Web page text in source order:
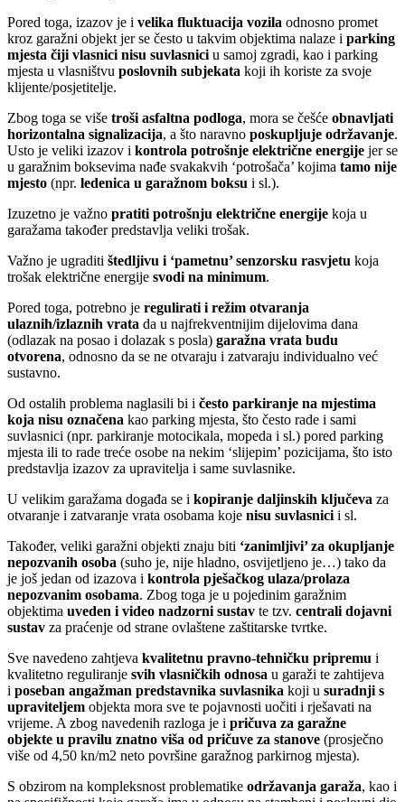
Pored toga, izazov je i velika fluktuacija vozila odnosno promet
kroz garažni objekt jer se često u takvim objektima nalaze i parking
mjesta čiji vlasnici nisu suvlasnici u samoj zgradi, kao i parking
mjesta u vlasništvu poslovnih subjekata koji ih koriste za svoje
klijente/posjetitelje.
Zbog toga se više troši asfaltna podloga, mora se češće obnavljati
horizontalna signalizacija, a što naravno poskupljuje održavanje.
Usto je veliki izazov i kontrola potrošnje električne energije jer se
u garažnim boksevima nađe svakakvih ‘potrošača’ kojima tamo nije
mjesto (npr. ledenica u garažnom boksu i sl.).
Izuzetno je važno pratiti potrošnju električne energije koja u
garažama također predstavlja veliki trošak.
Važno je ugraditi štedljivu i ‘pametnu’ senzorsku rasvjetu koja
trošak električne energije svodi na minimum.
Pored toga, potrebno je regulirati i režim otvaranja
ulaznih/izlaznih vrata da u najfrekventnijim dijelovima dana
(odlazak na posao i dolazak s posla) garažna vrata budu
otvorena, odnosno da se ne otvaraju i zatvaraju individualno već
sustavno.
Od ostalih problema naglasili bi i često parkiranje na mjestima
koja nisu označena kao parking mjesta, što često rade i sami
suvlasnici (npr. parkiranje motocikala, mopeda i sl.) pored parking
mjesta ili to rade treće osobe na nekim ‘slijepim’ pozicijama, što isto
predstavlja izazov za upravitelja i same suvlasnike.
U velikim garažama događa se i kopiranje daljinskih ključeva za
otvaranje i zatvaranje vrata osobama koje nisu suvlasnici i sl.
Također, veliki garažni objekti znaju biti ‘zanimljivi’ za okupljanje
nepozvanih osoba (suho je, nije hladno, osvijetljeno je…) tako da
je još jedan od izazova i kontrola pješačkog ulaza/prolaza
nepozvanim osobama. Zbog toga je u pojedinim garažnim
objektima uveden i video nadzorni sustav te tzv. centrali dojavni
sustav za praćenje od strane ovlaštene zaštitarske tvrtke.
Sve navedeno zahtjeva kvalitetnu pravno-tehničku pripremu i
kvalitetno reguliranje svih vlasničkih odnosa u garaži te zahtijeva
i poseban angažman predstavnika suvlasnika koji u suradnji s
upraviteljem objekta mora sve te pojavnosti uočiti i rješavati na
vrijeme. A zbog navedenih razloga je i pričuva za garažne
objekte u pravilu znatno viša od pričuve za stanove (prosječno
više od 4,50 kn/m2 neto površine garažnog parkirnog mjesta).
S obzirom na kompleksnost problematike održavanja garaža, kao i